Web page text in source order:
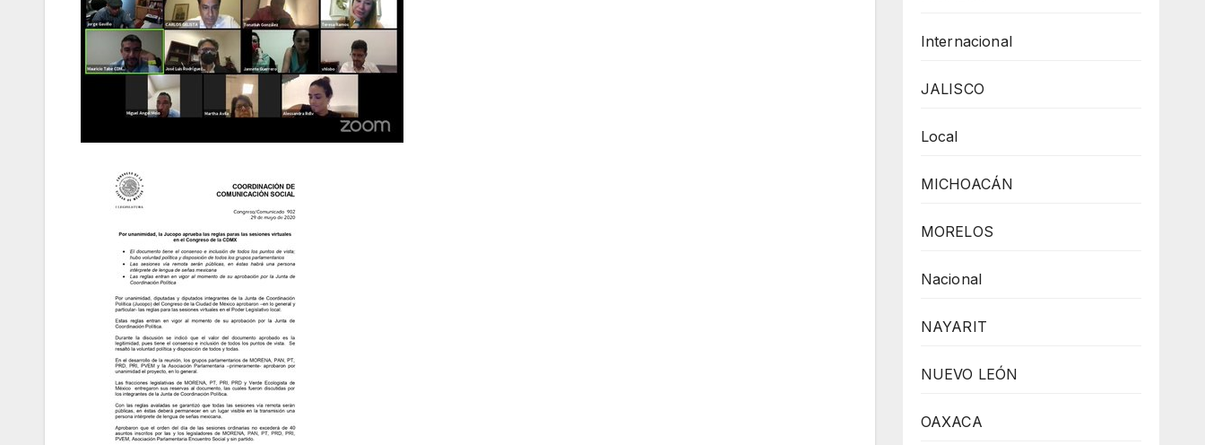
Internacional
JALISCO
Local
MICHOACÁN
MORELOS
Nacional
NAYARIT
NUEVO LEÓN
OAXACA